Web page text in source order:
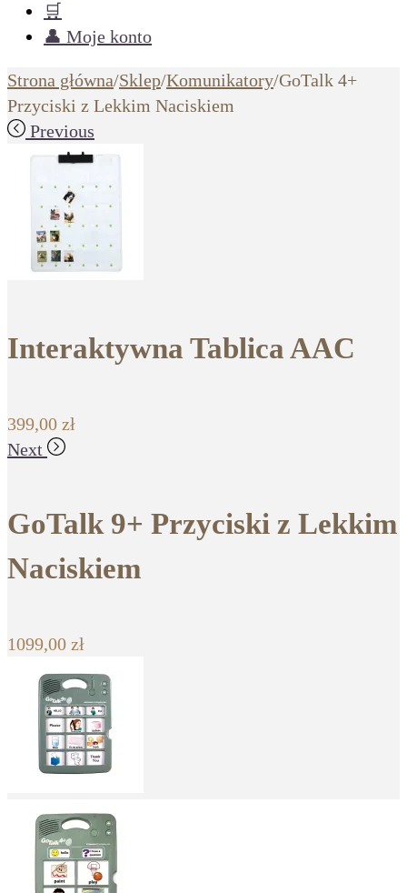
🛒
👤 Moje konto
Strona główna/Sklep/Komunikatory/GoTalk 4+
Przyciski z Lekkim Naciskiem
Previous
Interaktywna Tablica AAC
399,00 zł
Next
GoTalk 9+ Przyciski z Lekkim
Naciskiem
1099,00 zł